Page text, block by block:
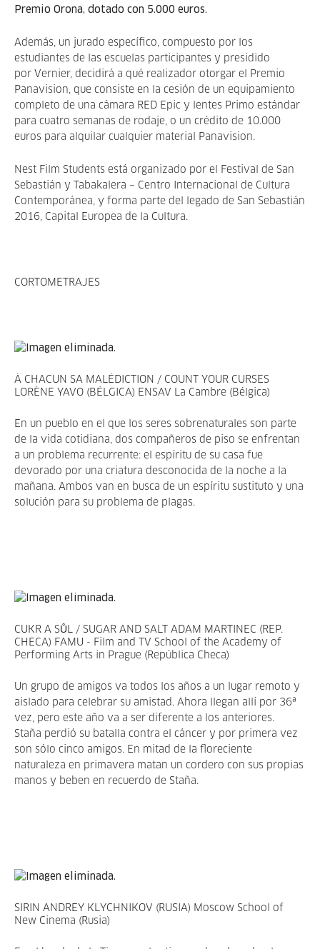
Premio Orona, dotado con 5.000 euros.
Además, un jurado específico, compuesto por los
estudiantes de las escuelas participantes y presidido
por Vernier, decidirá a qué realizador otorgar el Premio
Panavision, que consiste en la cesión de un equipamiento
completo de una cámara RED Epic y lentes Primo estándar
para cuatro semanas de rodaje, o un crédito de 10.000
euros para alquilar cualquier material Panavision.
Nest Film Students está organizado por el Festival de San
Sebastián y Tabakalera – Centro Internacional de Cultura
Contemporánea, y forma parte del legado de San Sebastián
2016, Capital Europea de la Cultura.
CORTOMETRAJES
À CHACUN SA MALÉDICTION / COUNT YOUR CURSES
LORÈNE YAVO (BÉLGICA) ENSAV La Cambre (Bélgica)
En un pueblo en el que los seres sobrenaturales son parte
de la vida cotidiana, dos compañeros de piso se enfrentan
a un problema recurrente: el espíritu de su casa fue
devorado por una criatura desconocida de la noche a la
mañana. Ambos van en busca de un espíritu sustituto y una
solución para su problema de plagas.
CUKR A SŮL / SUGAR AND SALT ADAM MARTINEC (REP.
CHECA) FAMU - Film and TV School of the Academy of
Performing Arts in Prague (República Checa)
Un grupo de amigos va todos los años a un lugar remoto y
aislado para celebrar su amistad. Ahora llegan allí por 36ª
vez, pero este año va a ser diferente a los anteriores.
Staña perdió su batalla contra el cáncer y por primera vez
son sólo cinco amigos. En mitad de la floreciente
naturaleza en primavera matan un cordero con sus propias
manos y beben en recuerdo de Staña.
SIRIN ANDREY KLYCHNIKOV (RUSIA) Moscow School of
New Cinema (Rusia)